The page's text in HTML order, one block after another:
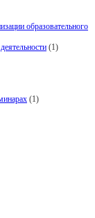
образовательного
(1)
(1)